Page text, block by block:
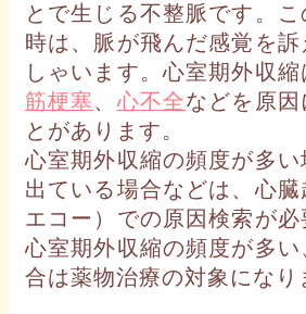
とで生じる不整脈です。
時は、脈が飛んだ感覚を訴
しゃいます。心室期外収
筋梗塞、心不全などを原因
とがあります。
心室期外収縮の頻度が多
出ている場合などは、心
エコー）での原因検索が必
心室期外収縮の頻度が多
合は薬物治療の対象になり